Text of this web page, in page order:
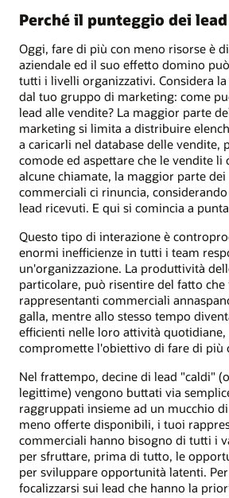
Perché il punteggio dei
Oggi, fare di più con meno risorse è
aziendale ed il suo effetto domino
tutti i livelli organizzativi. Considera
dal tuo gruppo di marketing: come
lead alle vendite? La maggior parte
marketing si limita a distribuire
a caricarli nel database delle vendite,
comode ed aspettare che le vendite li
alcune chiamate, la maggior parte
commerciali ci rinuncia,
lead ricevuti. E qui si comincia a
Questo tipo di interazione è
enormi inefficienze in tutti i team
un'organizzazione. La produttività
particolare, può risentire del fatto che
rappresentanti commerciali
galla, mentre allo stesso tempo
efficienti nelle loro attività quotidiane,
compromette l'obiettivo di fare di più
Nel frattempo, decine di lead "caldi"
legittime) vengono buttati via
raggruppati insieme ad un mucchio
meno offerte disponibili, i tuoi
commerciali hanno bisogno di tutti i
per sfruttare, prima di tutto, le
per sviluppare opportunità latenti.
focalizzarsi sui lead che hanno la